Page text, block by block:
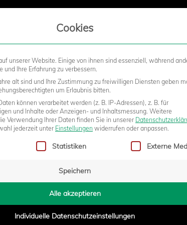
BUSINESS KIDS
U12-FANCLUB
CENTER
Cookies
unserer Website. Einige von ihnen sind essenziell, während
und Ihre Erfahrung zu verbessern.
alt sind und Ihre Zustimmung zu freiwilligen Diensten geben
um Erlaubnis bitten.
können verarbeitet werden (z. B. IP-Adressen), z. B. für
und Inhalte oder Anzeigen- und Inhaltsmessung. Weitere
Verwendung Ihrer Daten finden Sie in unserer
jederzeit unter Einstellungen widerrufen oder anpassen.
der Service-Gruppen, für die eine Einwilligung erteilt
Statistiken Externe
Speichern
Alle akzeptieren
Individuelle Datenschutzeinstellungen